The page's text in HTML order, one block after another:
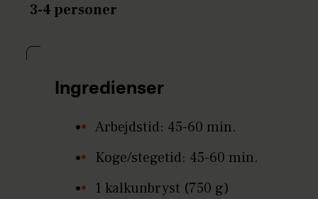
3-4 personer
Ingredienser
Arbejdstid: 45-60 min.
Koge/stegetid: 45-60 min.
1 kalkunbryst (750 g)